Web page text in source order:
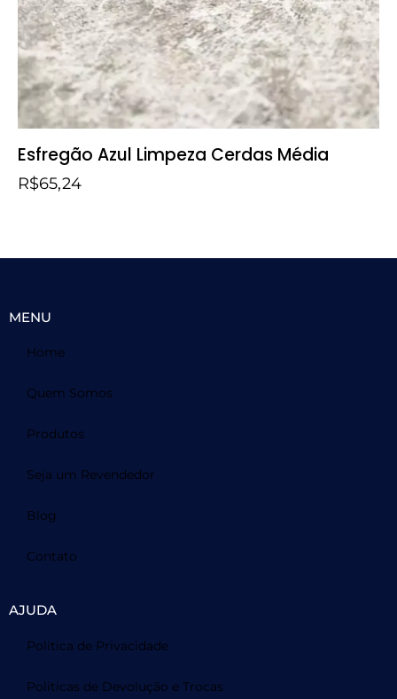
Esfregão Azul Limpeza Cerdas Média
R$65,24
MENU
Home
Quem Somos
Produtos
Seja um Revendedor
Blog
Contato
AJUDA
Politica de Privacidade
Politicas de Devolução e Trocas